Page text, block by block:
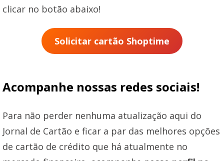
clicar no botão abaixo!
Solicitar cartão Shoptime
Acompanhe nossas redes sociais!
Para não perder nenhuma atualização aqui do
Jornal de Cartão e ficar a par das melhores opções
de cartão de crédito que há atualmente no